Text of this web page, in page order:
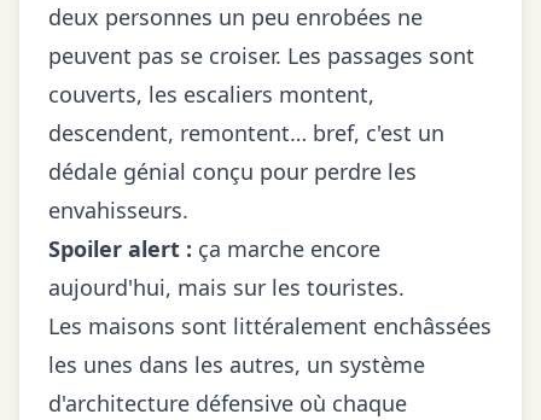
deux personnes un peu enrobées ne
peuvent pas se croiser. Les passages sont
couverts, les escaliers montent,
descendent, remontent… bref, c'est un
dédale génial conçu pour perdre les
envahisseurs.
Spoiler alert : ça marche encore
aujourd'hui, mais sur les touristes.
Les maisons sont littéralement enchâssées
les unes dans les autres, un système
d'architecture défensive où chaque